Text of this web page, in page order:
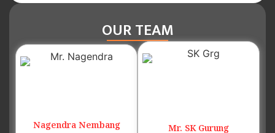
OUR TEAM
Nagendra Nembang Mr. SK Gurung